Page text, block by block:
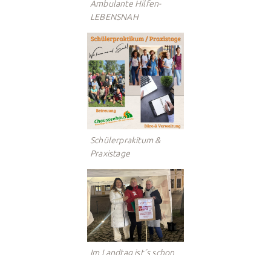
Ambulante Hilfen-
LEBENSNAH
Schülerprakitum &
Praxistage
Im Landtag ist´s schon